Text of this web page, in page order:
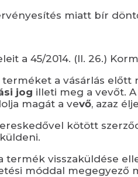
miatt bír
a 45/2014. (II. 26.)
a vásárlás
jog illeti meg a vevőt.
magát a vevő, azaz
kötött
termék visszaküldése
móddal megegyező